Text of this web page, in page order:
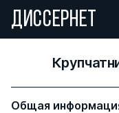
ДИССЕРНЕТ
Общая